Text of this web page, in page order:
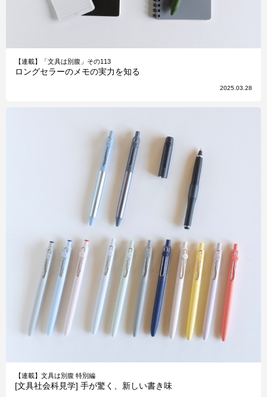
【連載】「文具は別腹」その113
ロングセラーのメモの実力を知る
2025.03.28
【連載】文具は別腹 特別編
[文具社会科見学] 手が驚く、新しい書き味